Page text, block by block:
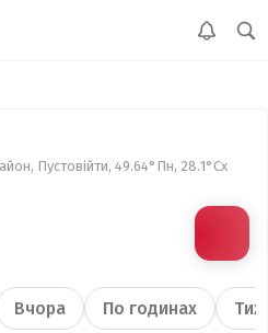
Пустовійти, 49.64°Пн, 28.1°Сх
Вчора По годинах